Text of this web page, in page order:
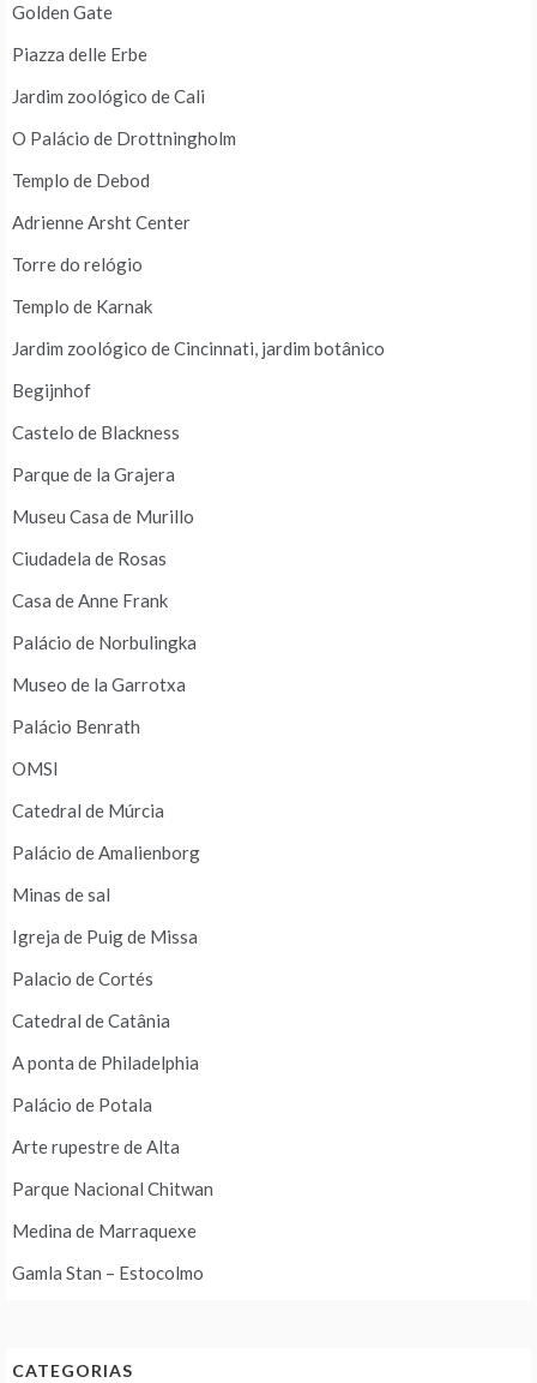
Golden Gate
Piazza delle Erbe
Jardim zoológico de Cali
O Palácio de Drottningholm
Templo de Debod
Adrienne Arsht Center
Torre do relógio
Templo de Karnak
Jardim zoológico de Cincinnati, jardim botânico
Begijnhof
Castelo de Blackness
Parque de la Grajera
Museu Casa de Murillo
Ciudadela de Rosas
Casa de Anne Frank
Palácio de Norbulingka
Museo de la Garrotxa
Palácio Benrath
OMSI
Catedral de Múrcia
Palácio de Amalienborg
Minas de sal
Igreja de Puig de Missa
Palacio de Cortés
Catedral de Catânia
A ponta de Philadelphia
Palácio de Potala
Arte rupestre de Alta
Parque Nacional Chitwan
Medina de Marraquexe
Gamla Stan – Estocolmo
CATEGORIAS